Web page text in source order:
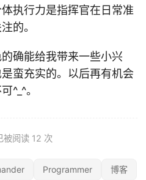
执行力是指挥官在日常准
的。
确能给我带来一些小兴
蛮充实的。以后再有机会
^_^。
被阅读 12 次
Programmer 博客